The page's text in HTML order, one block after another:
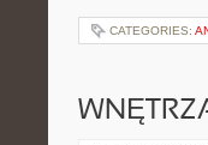
CATEGORIES: